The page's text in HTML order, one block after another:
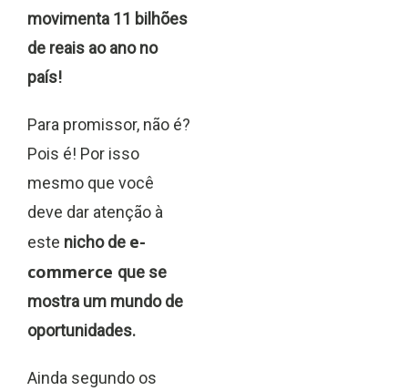
movimenta 11 bilhões
de reais ao ano no
país!
Para promissor, não é?
Pois é! Por isso
mesmo que você
deve dar atenção à
este nicho de e-
commerce que se
mostra um mundo de
oportunidades.
Ainda segundo os